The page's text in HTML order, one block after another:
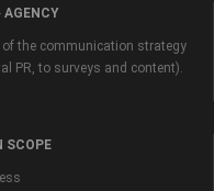
AGENCY
the communication strategy
PR, to surveys and content).
SCOPE